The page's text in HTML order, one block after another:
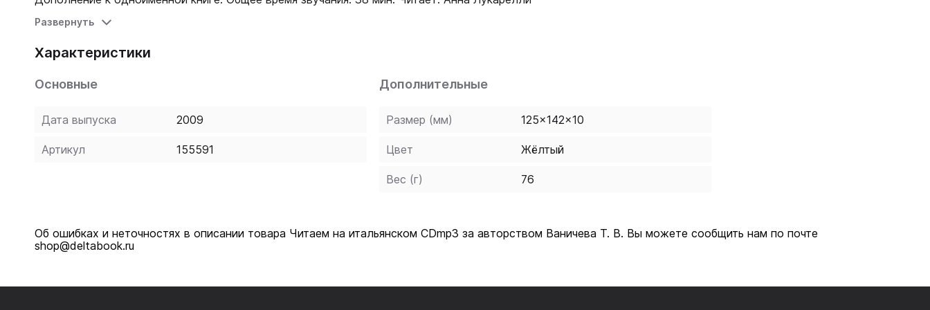
Развернуть
Характеристики
Основные
Дата выпуска 2009
Артикул 155591
Дополнительные
Размер (мм) 125x142x10
Цвет Жёлтый
Вес (г) 76
Об ошибках и неточностях в описании товара Читаем на итальянском CDmp3 за авторством Ваничева Т. В. Вы можете сообщить нам по почте
shop@deltabook.ru